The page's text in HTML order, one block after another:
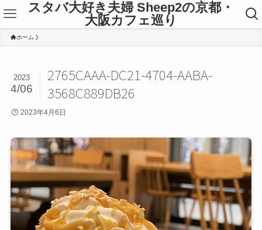
スタバ大好き夫婦 Sheep2の京都・
大阪カフェ巡り
ホーム
2765CAAA-DC21-4704-AABA-
3568C889DB26
2023
4/06
2023年4月6日